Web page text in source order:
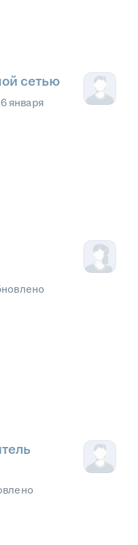
сетью
января